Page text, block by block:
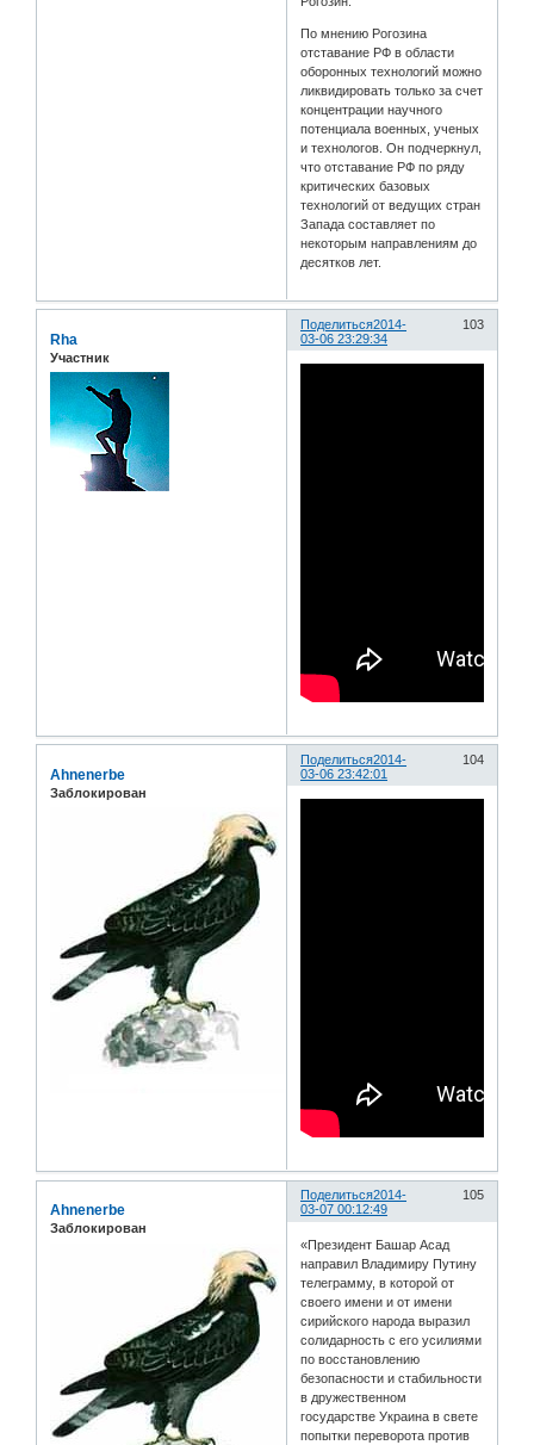
По мнению Рогозина
отставание РФ в области
оборонных технологий можно
ликвидировать только за счет
концентрации научного
потенциала военных, ученых
и технологов. Он подчеркнул,
что отставание РФ по ряду
критических базовых
технологий от ведущих стран
Запада составляет по
некоторым направлениям до
десятков лет.
Поделиться 103
2014-
03-06 23:29:34
Rha
Участник
Поделиться 104
2014-
03-06 23:42:01
Ahnenerbe
Заблокирован
Поделиться 105
2014-
03-07 00:12:49
Ahnenerbe
Заблокирован
«Президент Башар Асад
направил Владимиру Путину
телеграмму, в которой от
своего имени и от имени
сирийского народа выразил
солидарность с его усилиями
по восстановлению
безопасности и стабильности
в дружественном
государстве Украина в свете
попытки переворота против